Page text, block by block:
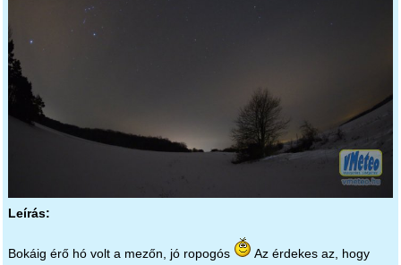
Leírás:
Bokáig érő hó volt a mezőn, jó ropogós
Az érdekes az, hogy